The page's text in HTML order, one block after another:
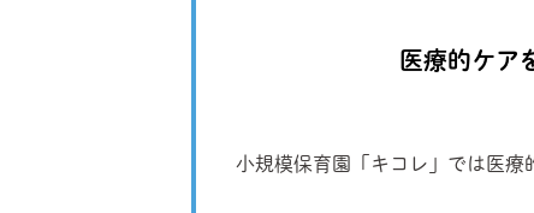
医療的ケア
小規模保育園「キコレ」では医